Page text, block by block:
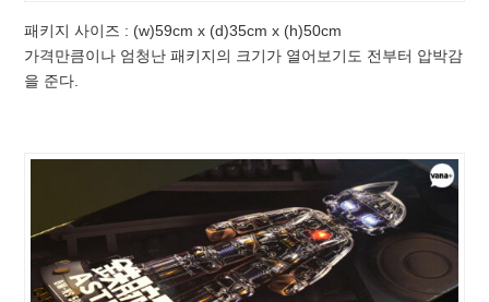
패키지 사이즈 : (w)59cm x (d)35cm x (h)50cm
가격만큼이나 엄청난 패키지의 크기가 열어보기도 전부터 압박감
을 준다.